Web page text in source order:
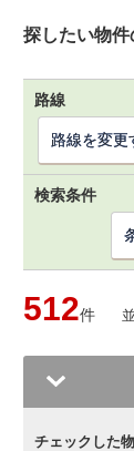
探したい物
路線
路線を変更
検索条件
512件
チェックした